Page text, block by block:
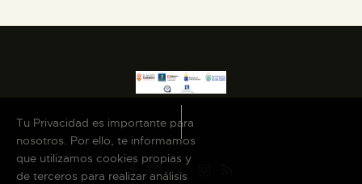
Tu Privacidad es importante para
nosotros. Por ello, te informamos
que utilizamos cookies propias y
de terceros para realizar análisis